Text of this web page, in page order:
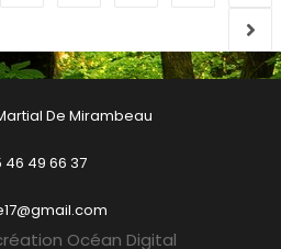
De Mirambeau
46 49 66 37
Océan Digital